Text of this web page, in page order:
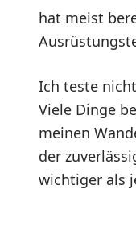
hat meist
Ich teste
Viele Dinge
meinen
der
wichtiger als